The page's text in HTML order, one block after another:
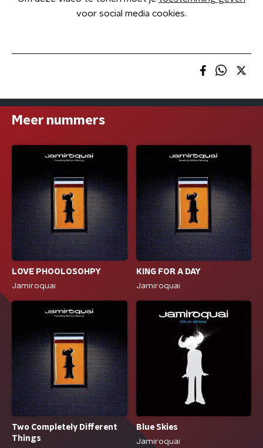
voor social media cookies.
Meer nummers
LOVE PHOOLOSOHPY
Jamiroquai
KING FOR A DAY
Jamiroquai
Two Completely Different
Things
Blue Skies
Jamiroquai